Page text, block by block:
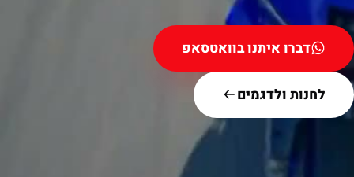
דברו איתנו בוואטסאפ
לחנות ולדגמים